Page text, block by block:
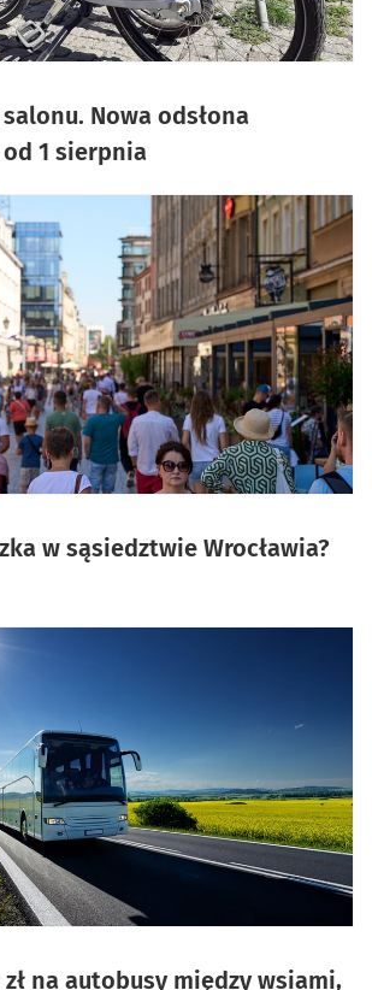
Nowa odsłona
1 sierpnia
w sąsiedztwie Wrocławia?
na autobusy między wsiami,